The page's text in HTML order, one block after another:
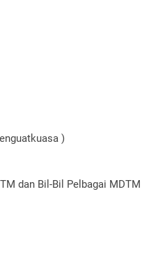
)
dan Bil-Bil Pelbagai MDTM